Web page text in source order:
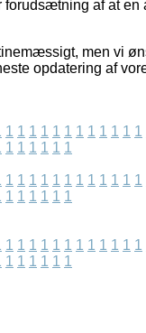
forudsætning af at en
men vi
opdatering af
1 1 1 1 1 1 1 1 1 1 1 1
1 1 1 1 1 1
1 1 1 1 1 1 1 1 1 1 1 1
1 1 1 1 1 1
1 1 1 1 1 1 1 1 1 1 1 1
1 1 1 1 1 1